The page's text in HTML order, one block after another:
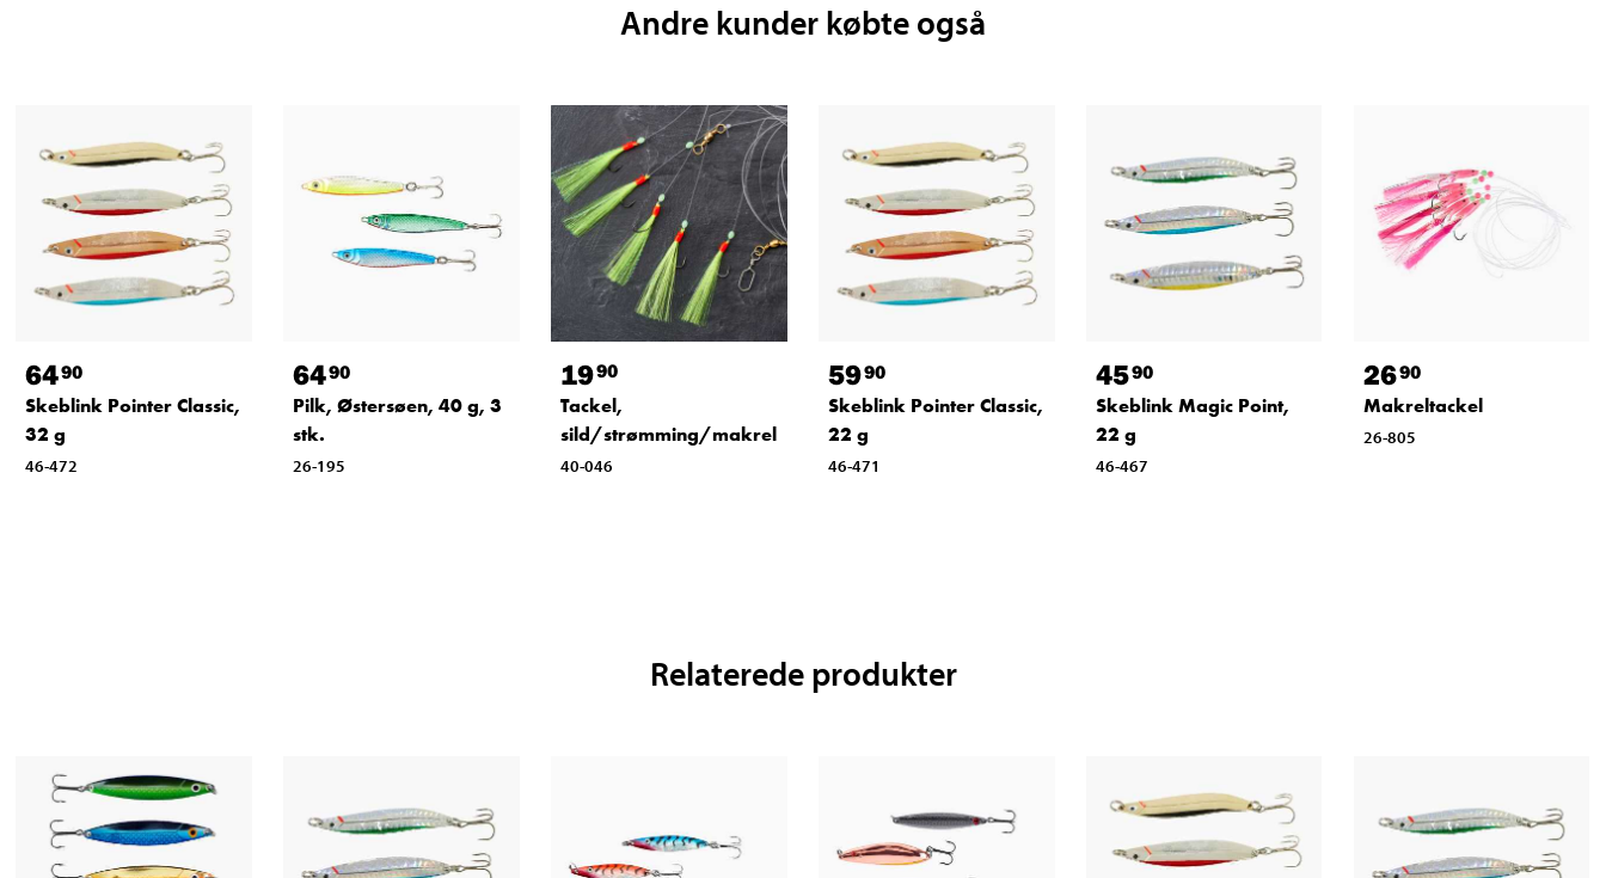
Andre kunder købte også
6490
Skeblink Pointer Classic,
32 g
46-472
6490
Pilk, Østersøen, 40 g, 3
stk.
26-195
1990
Tackel,
sild/strømming/makrel
40-046
5990
Skeblink Pointer Classic,
22 g
46-471
4590
Skeblink Magic Point,
22 g
46-467
2690
Makreltackel
26-805
Relaterede produkter